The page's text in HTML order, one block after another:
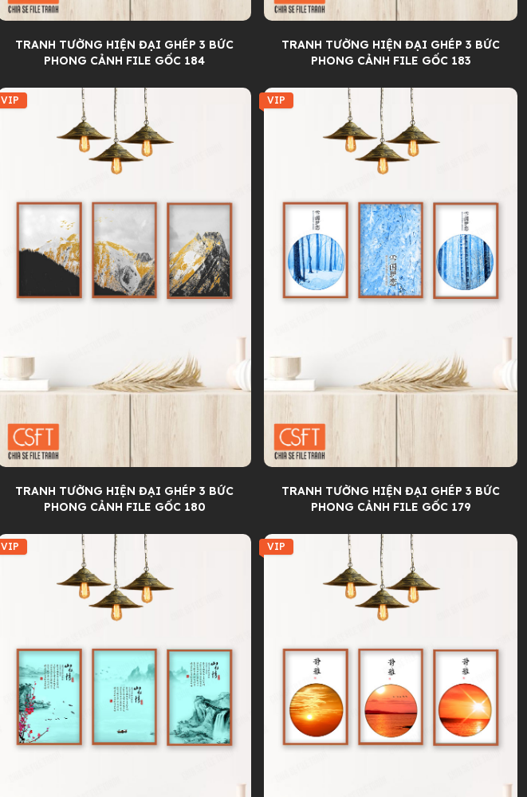
TRANH TƯỜNG HIỆN ĐẠI GHÉP 3 BỨC
PHONG CẢNH FILE GỐC 184
TRANH TƯỜNG HIỆN ĐẠI GHÉP 3 BỨC
PHONG CẢNH FILE GỐC 183
VIP
TRANH TƯỜNG HIỆN ĐẠI GHÉP 3 BỨC
PHONG CẢNH FILE GỐC 180
VIP
TRANH TƯỜNG HIỆN ĐẠI GHÉP 3 BỨC
PHONG CẢNH FILE GỐC 179
VIP VIP